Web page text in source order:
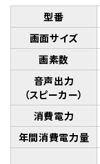
型番
画面サイズ
画素数
音声出力
（スピーカー）
消費電力
年間消費電力量